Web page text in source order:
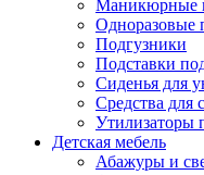
Маникюрные
Одноразовые
Подгузники
Подставки
Сиденья для
Средства для
Утилизаторы
Детская мебель
Абажуры и